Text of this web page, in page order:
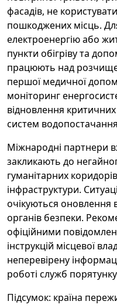
фасадів, не
пошкоджених місць.
електроенергію або
пункти обігріву та
працюють над
першої медичної
моніторинг
відновлення критичних
систем
Міжнародні партнери
закликають до
гуманітарних
інфраструктури.
очікуються оновлення
органів безпеки.
офіційними
інструкцій місцевої
неперевірену
роботі служб
Підсумок: країна